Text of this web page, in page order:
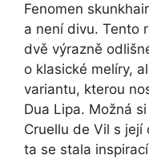
Fenomen
a není divu. Tento
dvě výrazně
o klasické melíry,
variantu, kterou
Dua Lipa. Možná
Cruellu de Vil s její
ta se stala